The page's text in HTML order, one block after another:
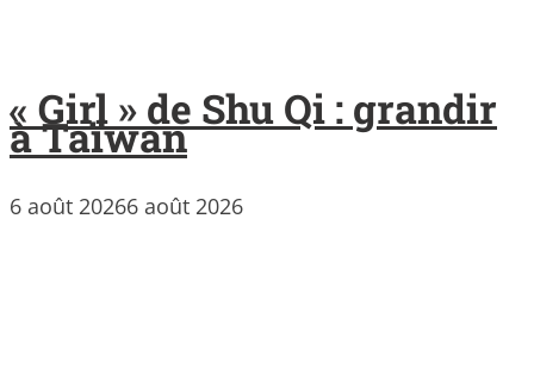
« Girl » de Shu Qi : grandir
à Taïwan
6 août 20266 août 2026